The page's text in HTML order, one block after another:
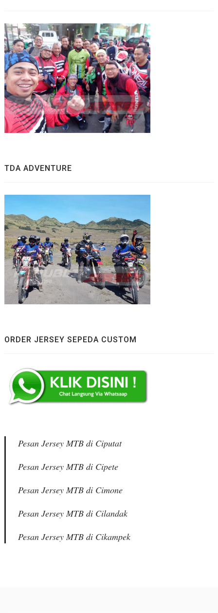
TDA ADVENTURE
ORDER JERSEY SEPEDA CUSTOM
Pesan Jersey MTB di Ciputat
Pesan Jersey MTB di Cipete
Pesan Jersey MTB di Cimone
Pesan Jersey MTB di Cilandak
Pesan Jersey MTB di Cikampek